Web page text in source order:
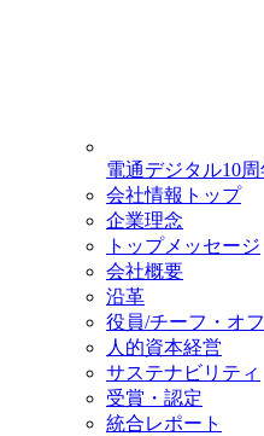
電通デジタル10
会社情報トップ
企業理念
トップメッセージ
会社概要
沿革
役員/チーフ・オ
人的資本経営
サステナビリティ
受賞・認定
統合レポート